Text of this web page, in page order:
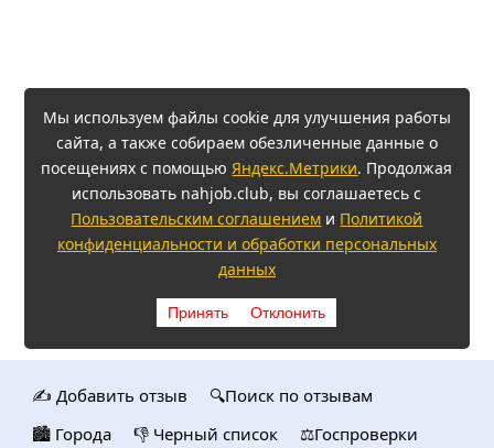
Мы используем файлы cookie для улучшения работы
сайта, а также собираем обезличенные данные о
посещениях с помощьюЯндекс.Метрики. Продолжая
использовать nahjob.club, вы соглашаетесь с
Пользовательским соглашением и Политикой
конфиденциальности и обработки персональных
данных
Принять Отклонить
✍️ Добавить отзыв
🔍Поиск по отзывам
🏙️ Городa
👎 Черный список ⚖️Госпроверки